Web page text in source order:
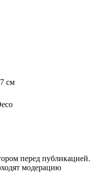
см
перед публикацией.
модерацию